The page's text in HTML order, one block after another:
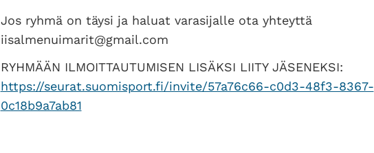
Jos ryhmä on täysi ja haluat varasijalle ota yhteyttä
iisalmenuimarit@gmail.com
RYHMÄÄN ILMOITTAUTUMISEN LISÄKSI LIITY JÄSENEKSI:
https://seurat.suomisport.fi/invite/57a76c66-c0d3-48f3-8367-
0c18b9a7ab81